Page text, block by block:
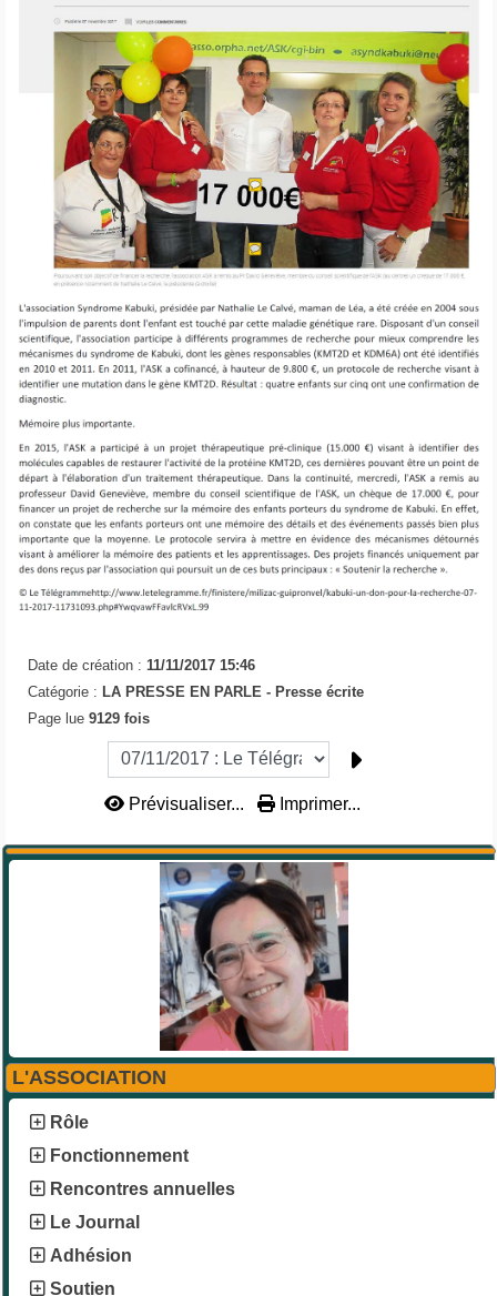
L'ASSOCIATION
Rôle
Fonctionnement
Rencontres annuelles
Le Journal
Adhésion
Soutien
Date de création : 11/11/2017 15:46
Catégorie : LA PRESSE EN PARLE - Presse écrite
Page lue 9129 fois
Prévisualiser... Imprimer...